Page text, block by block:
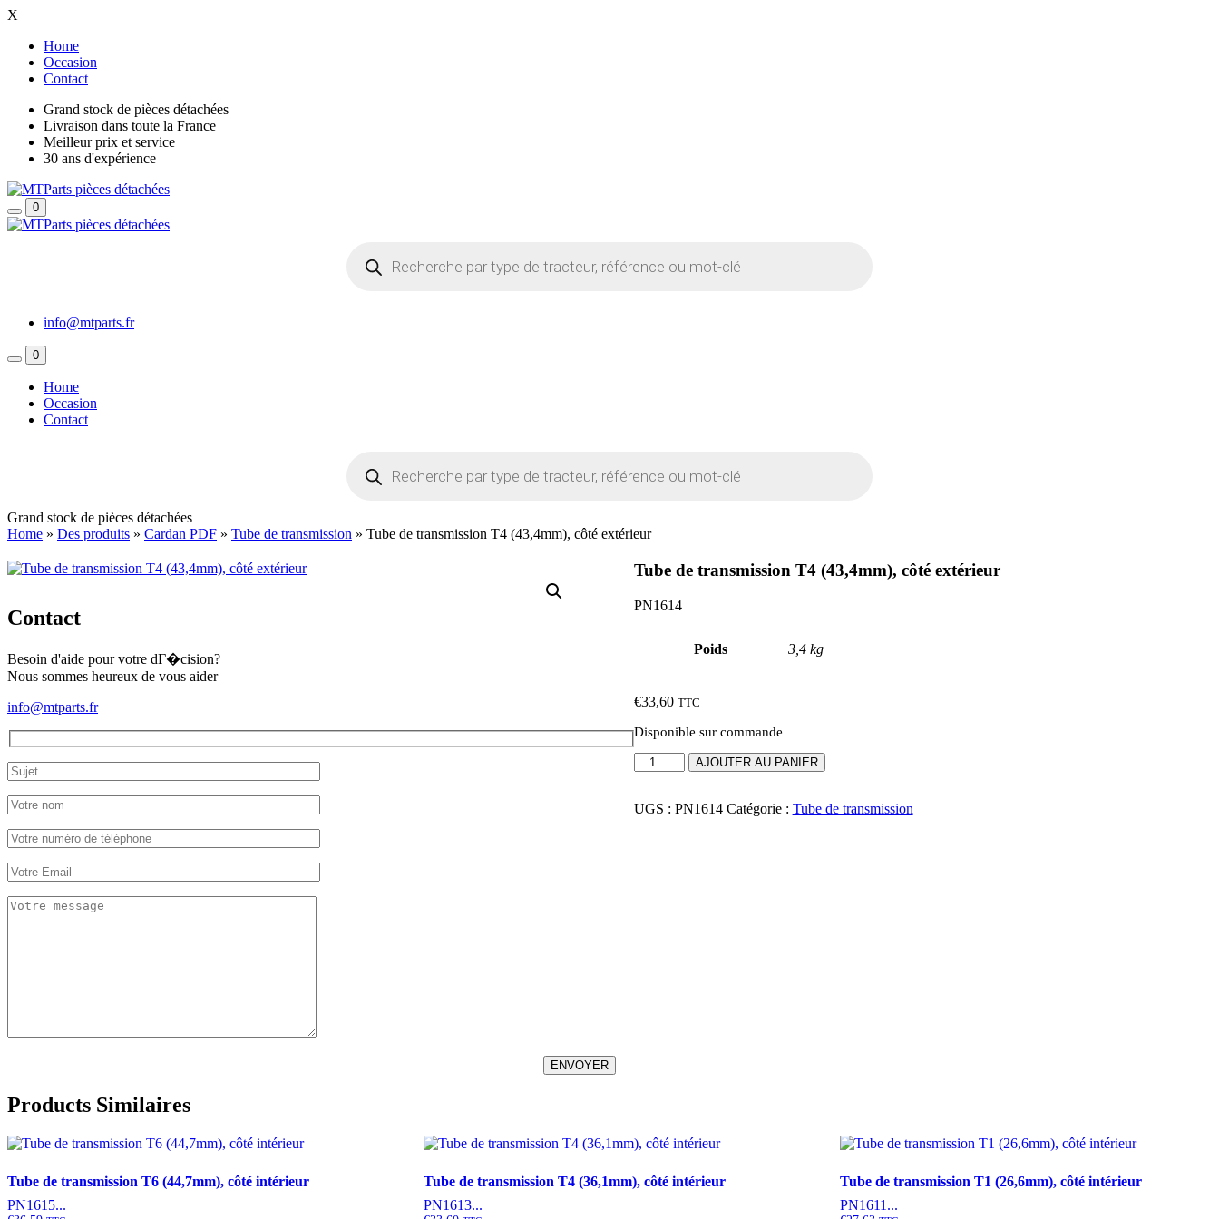
X
Home
Occasion
Contact
Grand stock de pièces détachées
Livraison dans toute la France
Meilleur prix et service
30 ans d'expérience
0
produits
info@mtparts.fr
0
Home
Occasion
Contact
produits
Grand stock de pièces détachées
Home » Des produits » Cardan PDF » Tube de transmission » Tube de transmission T4 (43,4mm), côté extérieur
Tube de transmission T4 (43,4mm), côté extérieur
PN1614
Poids 3,4 kg
€33,60 TTC
Disponible sur commande
quantité
de
de
AJOUTER AU PANIER
UGS : PN1614 Catégorie : Tube de transmission
Contact
Besoin d'aide pour votre dГ�cision?
Nous sommes heureux de vous aider
info@mtparts.fr
ENVOYER
Products Similaires
Tube de transmission T6 (44,7mm), côté intérieur
PN1615...
Tube de transmission T4 (36,1mm), côté intérieur
PN1613...
Tube de transmission T1 (26,6mm), côté intérieur
PN1611...